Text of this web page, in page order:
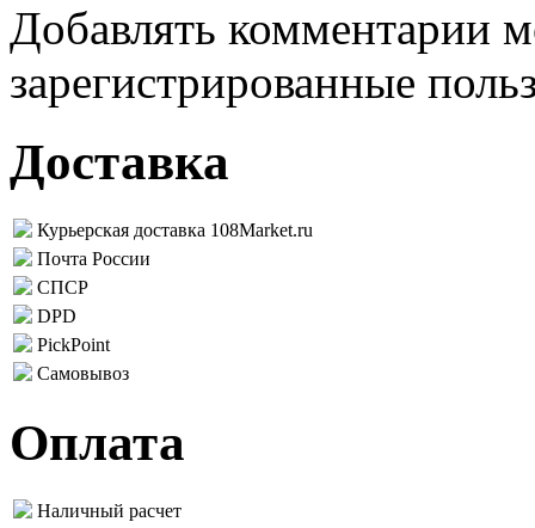
Добавлять комментарии
зарегистрированные
Доставка
Курьерская доставка 108Market.ru
Почта России
СПСР
DPD
PickPoint
Самовывоз
Оплата
Наличный расчет